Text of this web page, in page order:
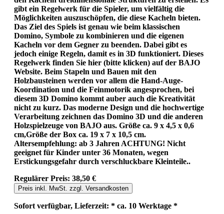
gibt ein Regelwerk für die Spieler, um vielfältig die
Möglichkeiten auszuschöpfen, die diese Kacheln bieten.
Das Ziel des Spiels ist genau wie beim klassischen
Domino, Symbole zu kombinieren und die eigenen
Kacheln vor dem Gegner zu beenden. Dabei gibt es
jedoch einige Regeln, damit es in 3D funktioniert. Dieses
Regelwerk finden Sie hier (bitte klicken) auf der BAJO
Website. Beim Stapeln und Bauen mit den
Holzbausteinen werden vor allem die Hand-Auge-
Koordination und die Feinmotorik angesprochen, bei
diesem 3D Domino kommt auber auch die Kreativität
nicht zu kurz. Das moderne Design und die hochwertige
Verarbeitung zeichnen das Domino 3D und die anderen
Holzspielzeuge von BAJO aus. Größe ca. 9 x 4,5 x 0,6
cm,Größe der Box ca. 19 x 7 x 10,5 cm.
Altersempfehlung: ab 3 Jahren ACHTUNG! Nicht
geeignet für Kinder unter 36 Monaten, wegen
Erstickungsgefahr durch verschluckbare Kleinteile..
Regulärer Preis: 38,50 €
Preis inkl. MwSt. zzgl. Versandkosten
Sofort verfügbar, Lieferzeit: * ca. 10 Werktage *